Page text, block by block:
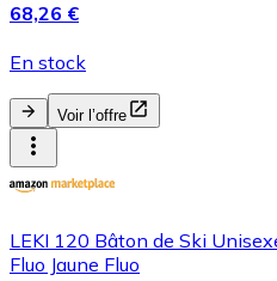
68,26 €
En stock
Voir l’offre
LEKI 120 Bâton de Ski
Fluo Jaune Fluo